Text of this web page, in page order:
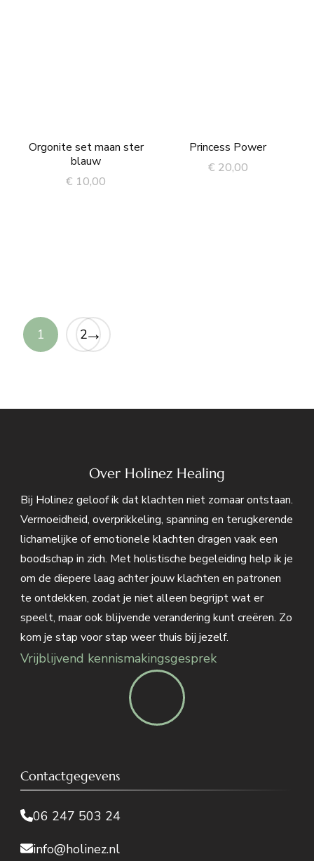
Orgonite set maan ster
blauw
€ 10,00
Princess Power
€ 20,00
1 2→
Over Holinez Healing
Bij Holinez geloof ik dat klachten niet zomaar ontstaan.
Vermoeidheid, overprikkeling, spanning en terugkerende
lichamelijke of emotionele klachten dragen vaak een
boodschap in zich. Met holistische begeleiding help ik je
om de diepere laag achter jouw klachten en patronen
te ontdekken, zodat je niet alleen begrijpt wat er
speelt, maar ook blijvende verandering kunt creëren. Zo
kom je stap voor stap weer thuis bij jezelf.
Vrijblijvend kennismakingsgesprek
Contactgegevens
06 247 503 24
info@holinez.nl